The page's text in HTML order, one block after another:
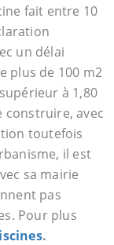
fait entre 10
un délai
plus de 100 m2
à 1,80
construire, avec
toutefois
il est
sa mairie
pas
Pour plus
.